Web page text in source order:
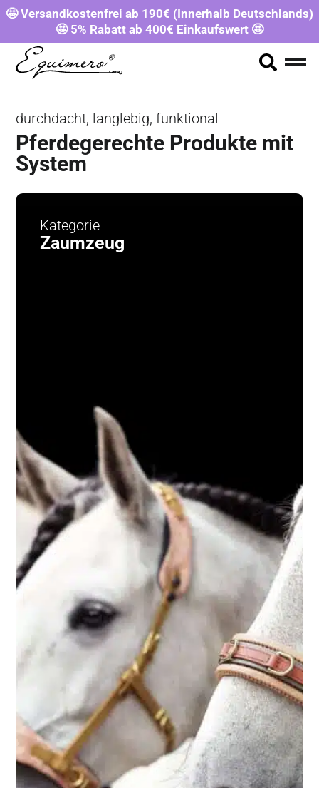
🤩 Versandkostenfrei ab 190€ (Innerhalb Deutschlands)
🤩 5% Rabatt ab 400€ Einkaufswert 🤩
durchdacht, langlebig, funktional
Pferdegerechte Produkte mit
System
Kategorie
Zaumzeug